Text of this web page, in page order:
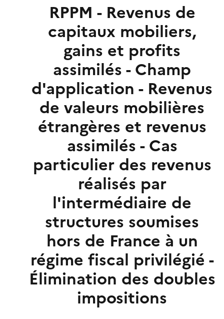
RPPM - Revenus de
capitaux mobiliers,
gains et profits
assimilés - Champ
d'application - Revenus
de valeurs mobilières
étrangères et revenus
assimilés - Cas
particulier des revenus
réalisés par
l'intermédiaire de
structures soumises
hors de France à un
régime fiscal privilégié -
Élimination des doubles
impositions